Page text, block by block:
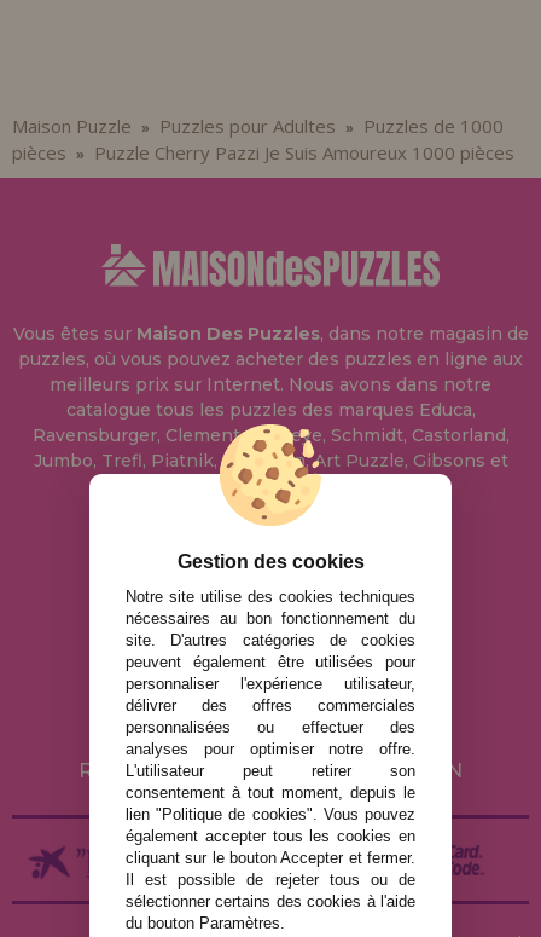
Maison Puzzle » Puzzles pour Adultes »
Puzzles de 1000
pièces » Puzzle Cherry Pazzi Je Suis Amoureux 1000 pièces
Vous êtes sur Maison Des Puzzles, dans notre magasin de
puzzles, où vous pouvez acheter des puzzles en ligne aux
meilleurs prix sur Internet. Nous avons dans notre
catalogue tous les puzzles des marques Educa,
Ravensburger, Clementoni, Heye, Schmidt, Castorland,
Jumbo, Trefl, Piatnik, Anatolian, Art Puzzle, Gibsons et
bien d'autres.
info@maisondespuzzles.fr
MENTIONS LÉGALES
POLITIQUE DE CONFIDENTIALITÉ
POLITIQUE DE COOKIES
LIVRAISON ET RETOUR
RETOURS / DROIT DE RÉTRACTATION
Gestion des cookies
Notre site utilise des cookies techniques
nécessaires au bon fonctionnement du
site. D'autres catégories de cookies
peuvent également être utilisées pour
personnaliser l'expérience utilisateur,
délivrer des offres commerciales
personnalisées ou effectuer des
analyses pour optimiser notre offre.
L'utilisateur peut retirer son
consentement à tout moment, depuis le
lien "Politique de cookies". Vous pouvez
également accepter tous les cookies en
cliquant sur le bouton Accepter et fermer.
Il est possible de rejeter tous ou de
sélectionner certains des cookies à l'aide
du bouton Paramètres.